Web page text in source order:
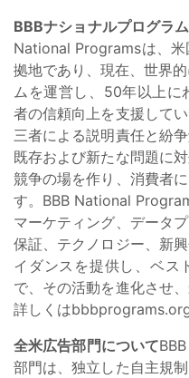
BBBナショナルプログラ
National Programsは、
拠地であり、現在、世界
ムを運営し、50年以上
者の信頼向上を支援して
三者による説明責任と紛
既存および新たな問題に
競争の場を作り、消費者
す。BBB National
マーケティング、データ
保証、テクノロジー、新
イダンスを提供し、ベス
で、その活動を進化させ
詳しくはbbbprograms.org
全米広告部門について
部門は、独立した自主規